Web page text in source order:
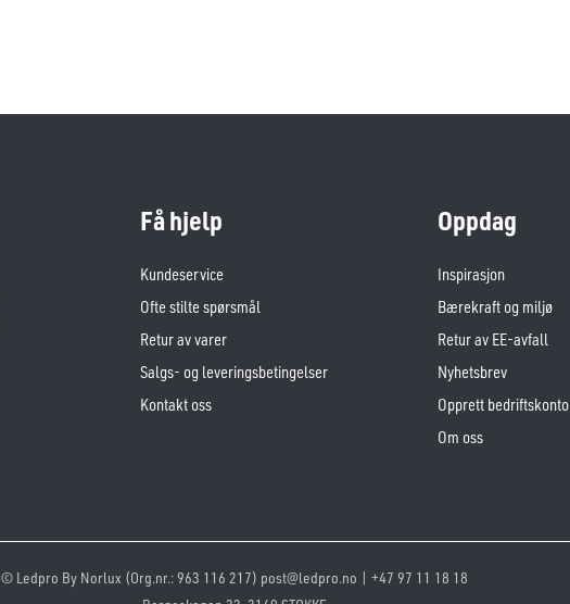
Få hjelp
Kundeservice
Ofte stilte spørsmål
Retur av varer
Salgs- og leveringsbetingelser
Kontakt oss
Oppdag
Inspirasjon
Bærekraft og miljø
Retur av EE-avfall
Nyhetsbrev
Opprett bedriftskonto
Om oss
© Ledpro By Norlux (Org.nr.: 963 116 217) post@ledpro.no | +47 97 11 18 18